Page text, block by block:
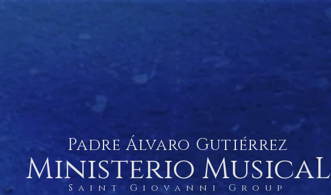
Padre Álvaro Gutiérrez
Ministerio MusicaL
Saint Giovanni Group